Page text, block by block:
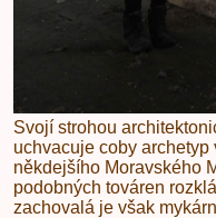
Svojí strohou
uchvacuje coby
někdejšího Moravského
podobných továren
zachovalá je však